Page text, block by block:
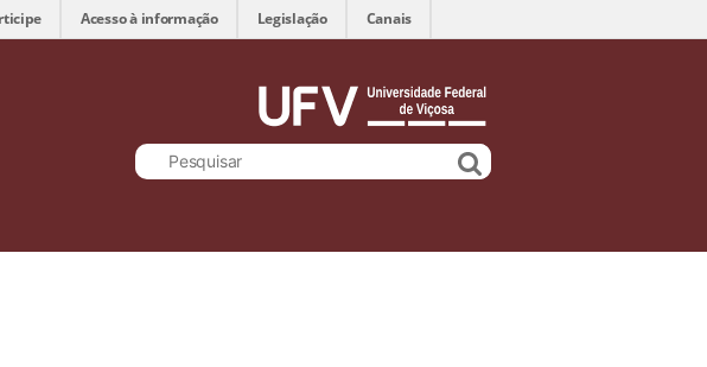
Acesso à informação Legislação Canais